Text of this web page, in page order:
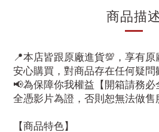
商品描
📍本店皆跟原廠進貨💯，享有
安心購買，對商品存在任何疑問
📢為保障你我權益【開箱請務必
全憑影片為證，否則恕無法做售
【商品特色】